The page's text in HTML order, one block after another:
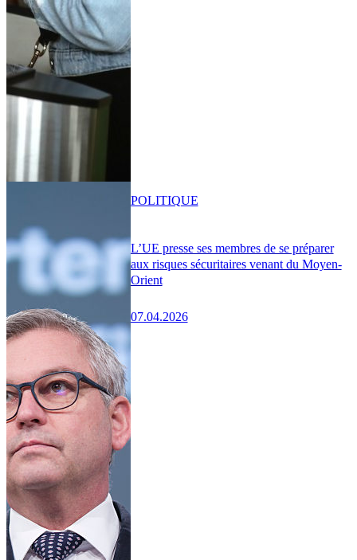
L’UE presse ses membres de se préparer
aux risques sécuritaires venant du Moyen-
Orient
07.04.2026
POLITIQUE